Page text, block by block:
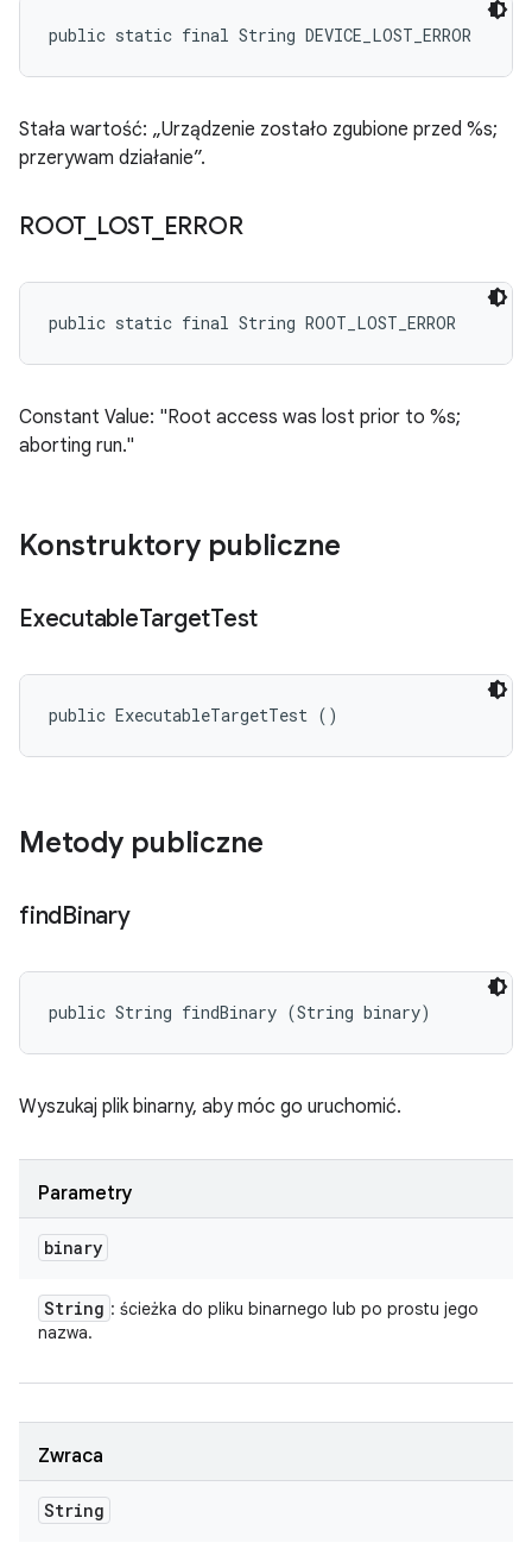
public static final String DEVICE_LOST_ERROR
Stała wartość: „Urządzenie zostało zgubione przed %s;
przerywam działanie”.
ROOT_ LOST_ ERROR
public static final String ROOT_LOST_ERROR
Constant Value: "Root access was lost prior to %s;
aborting run."
Konstruktory publiczne
ExecutableTargetTest
public ExecutableTargetTest ()
Metody publiczne
findBinary
public String findBinary (String binary)
Wyszukaj plik binarny, aby móc go uruchomić.
Parametry
binary
String : ścieżka do pliku binarnego lub po prostu jego
nazwa.
Zwraca
String